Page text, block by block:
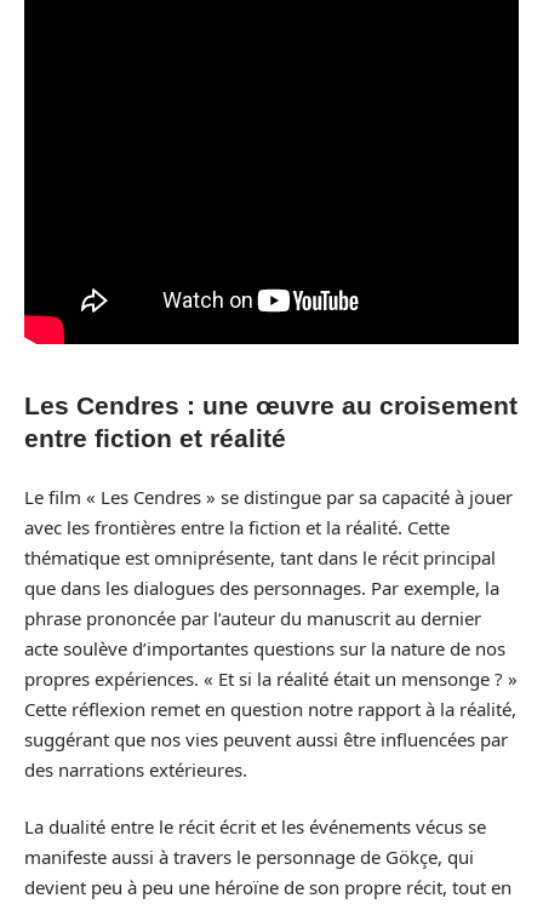
Les Cendres : une œuvre au croisement
entre fiction et réalité
Le film « Les Cendres » se distingue par sa capacité à jouer
avec les frontières entre la fiction et la réalité. Cette
thématique est omniprésente, tant dans le récit principal
que dans les dialogues des personnages. Par exemple, la
phrase prononcée par l’auteur du manuscrit au dernier
acte soulève d’importantes questions sur la nature de nos
propres expériences. « Et si la réalité était un mensonge ? »
Cette réflexion remet en question notre rapport à la réalité,
suggérant que nos vies peuvent aussi être influencées par
des narrations extérieures.
La dualité entre le récit écrit et les événements vécus se
manifeste aussi à travers le personnage de Gökçe, qui
devient peu à peu une héroïne de son propre récit, tout en